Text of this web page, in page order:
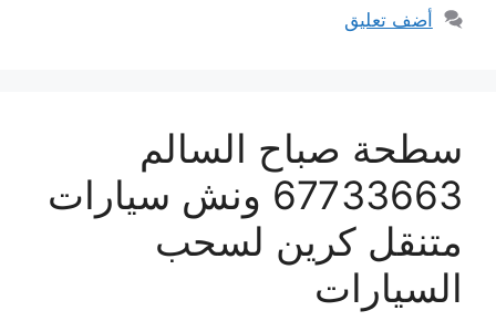
أضف تعليق
سطحة صباح السالم
67733663 ونش سيارات
متنقل كرين لسحب
السيارات